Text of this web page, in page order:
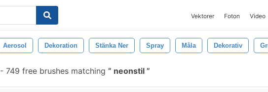
Vektorer Foton Video
Aerosol Dekoration Stänka Ner Spray Måla Dekorativ
- 749 free brushes matching neonstil